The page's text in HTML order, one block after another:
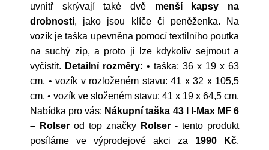
uvnitř skrývají také dvě menší kapsy na
drobnosti, jako jsou klíče či peněženka. Na
vozík je taška upevněna pomocí textilního poutka
na suchý zip, a proto ji lze kdykoliv sejmout a
vyčistit. Detailní rozměry: • taška: 36 x 19 x 63
cm, • vozík v rozloženém stavu: 41 x 32 x 105,5
cm, • vozík ve složeném stavu: 41 x 19 x 64,5 cm.
Nabídka pro vás: Nákupní taška 43 l I-Max MF 6
– Rolser od top značky Rolser - tento produkt
posíláme ve výprodejové akci za 1990 Kč.